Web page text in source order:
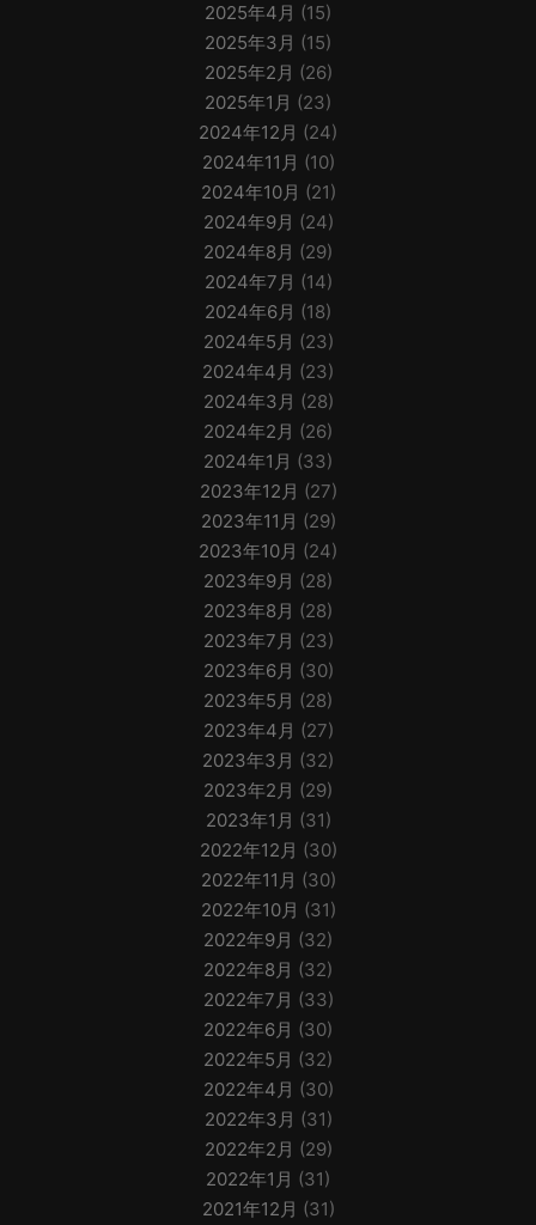
2025年4月 (15)
2025年3月 (15)
2025年2月 (26)
2025年1月 (23)
2024年12月 (24)
2024年11月 (10)
2024年10月 (21)
2024年9月 (24)
2024年8月 (29)
2024年7月 (14)
2024年6月 (18)
2024年5月 (23)
2024年4月 (23)
2024年3月 (28)
2024年2月 (26)
2024年1月 (33)
2023年12月 (27)
2023年11月 (29)
2023年10月 (24)
2023年9月 (28)
2023年8月 (28)
2023年7月 (23)
2023年6月 (30)
2023年5月 (28)
2023年4月 (27)
2023年3月 (32)
2023年2月 (29)
2023年1月 (31)
2022年12月 (30)
2022年11月 (30)
2022年10月 (31)
2022年9月 (32)
2022年8月 (32)
2022年7月 (33)
2022年6月 (30)
2022年5月 (32)
2022年4月 (30)
2022年3月 (31)
2022年2月 (29)
2022年1月 (31)
2021年12月 (31)